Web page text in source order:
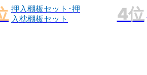
押入棚板セット･押
入枕棚板セット